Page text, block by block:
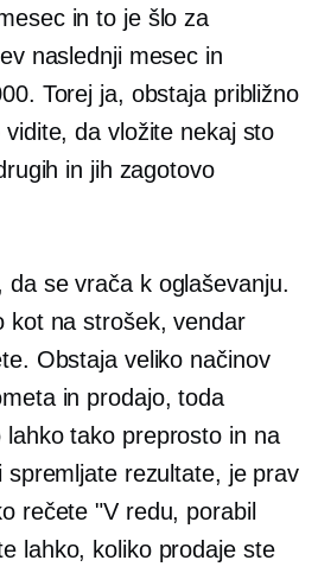
in to je šlo za
naslednji mesec in
Torej ja, obstaja približno
da vložite nekaj sto
in jih zagotovo
da se vrača k oglaševanju.
kot na strošek, vendar
Obstaja veliko načinov
in prodajo, toda
tako preprosto in na
spremljate rezultate, je prav
rečete "V redu, porabil
lahko, koliko prodaje ste